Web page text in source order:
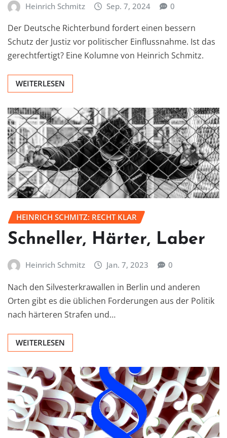
Heinrich Schmitz Sep. 7, 2024 0
Der Deutsche Richterbund fordert einen bessern
Schutz der Justiz vor politischer Einflussnahme. Ist das
gerechtfertigt? Eine Kolumne von Heinrich Schmitz.
WEITERLESEN
HEINRICH SCHMITZ: RECHT KLAR
Schneller, Härter, Laber
Heinrich Schmitz Jan. 7, 2023 0
Nach den Silvesterkrawallen in Berlin und anderen
Orten gibt es die üblichen Forderungen aus der Politik
nach härteren Strafen und…
WEITERLESEN